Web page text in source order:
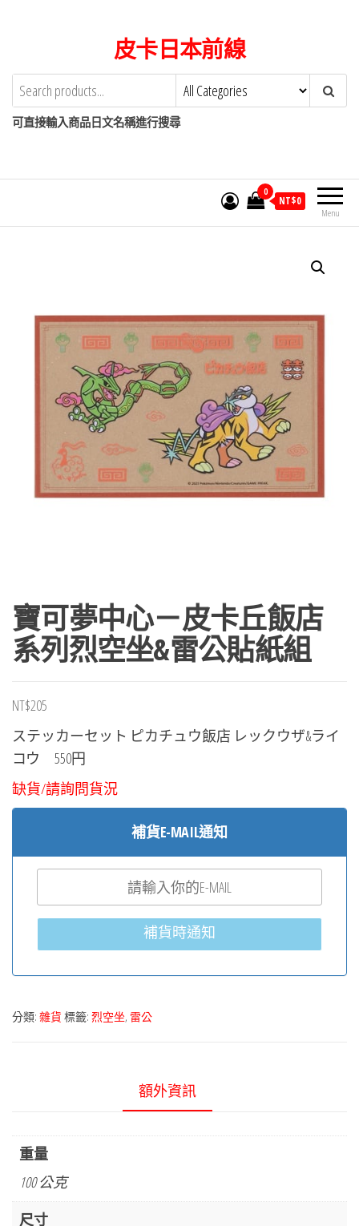
content
皮卡日本前線
可直接輸入商品日文名稱進行搜尋
Menu
0
NT$0
寶可夢中心－皮卡丘飯店
系列烈空坐&雷公貼紙組
NT$205
ステッカーセット ピカチュウ飯店 レックウザ&ライ
コウ 550円
缺貨/請詢問貨況
補貨E-MAIL通知
補貨時通知
分類: 雜貨 標籤: 烈空坐, 雷公
額外資訊
重量
100 公克
尺寸